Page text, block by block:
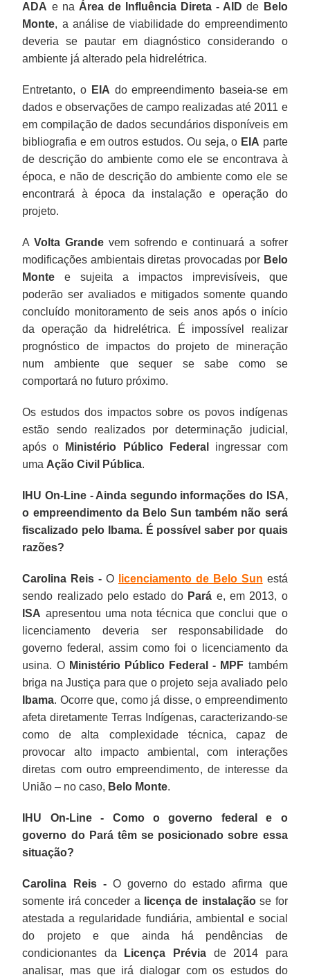
ADA e na Área de Influência Direta - AID de Belo
Monte, a análise de viabilidade do empreendimento
deveria se pautar em diagnóstico considerando o
ambiente já alterado pela hidrelétrica.
Entretanto, o EIA do empreendimento baseia-se em
dados e observações de campo realizadas até 2011 e
em compilação de dados secundários disponíveis em
bibliografia e em outros estudos. Ou seja, o EIA parte
de descrição do ambiente como ele se encontrava à
época, e não de descrição do ambiente como ele se
encontrará à época da instalação e operação do
projeto.
AVolta Grandevem sofrendo e continuará a sofrer
modificações ambientais diretas provocadas por Belo
Monte e sujeita a impactos imprevisíveis, que
poderão ser avaliados e mitigados somente quando
concluído monitoramento de seis anos após o início
da operação da hidrelétrica. É impossível realizar
prognóstico de impactos do projeto de mineração
num ambiente que sequer se sabe como se
comportará no futuro próximo.
Os estudos dos impactos sobre os povos indígenas
estão sendo realizados por determinação judicial,
após o
Ministério Público Federal
ingressar com
uma Ação Civil Pública.
IHU On-Line - Ainda segundo informações do ISA,
o empreendimento da Belo Sun também não será
fiscalizado pelo Ibama. É possível saber por quais
razões?
Carolina Reis - O licenciamento de Belo Sun está
sendo realizado pelo estado do Pará e, em 2013, o
ISA apresentou uma nota técnica que conclui que o
licenciamento deveria ser responsabilidade do
governo federal, assim como foi o licenciamento da
usina. O Ministério Público Federal - MPF também
briga na Justiça para que o projeto seja avaliado pelo
Ibama. Ocorre que, como já disse, o empreendimento
afeta diretamente Terras Indígenas, caracterizando-se
como de alta complexidade técnica, capaz de
provocar alto impacto ambiental, com interações
diretas com outro empreendimento, de interesse da
União – no caso, Belo Monte.
IHU On-Line - Como o governo federal e o
governo do Pará têm se posicionado sobre essa
situação?
Carolina Reis -O governo do estado afirma que
somente irá conceder a
licença de instalaçãose for
atestada a regularidade fundiária, ambiental e social
do projeto e que ainda há pendências de
condicionantes da
Licença Prévia de 2014 para
analisar, mas que irá dialogar com os estudos do